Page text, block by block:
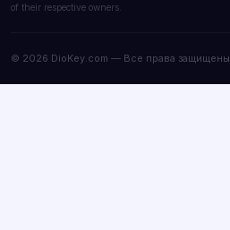
of their respective owners.
© 2026 DioKey.com — Все права защищены.